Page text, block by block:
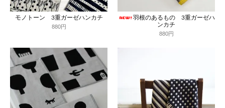
モノトーン 3重ガーゼハンカチ
880円
羽根のあるもの 3重ガーゼハ
ンカチ
880円